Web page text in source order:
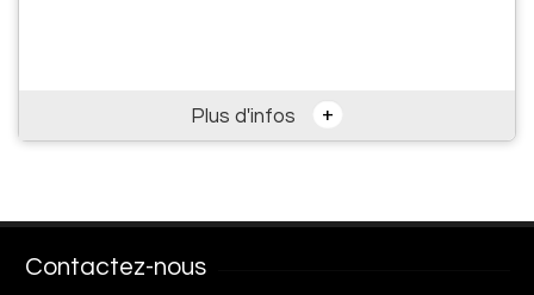
Plus d'infos +
Contactez-nous